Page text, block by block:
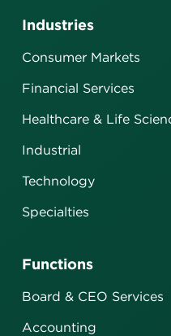
Industries
Consumer Markets
Financial Services
Healthcare & Life
Industrial
Technology
Specialties
Functions
Board & CEO Services
Accounting